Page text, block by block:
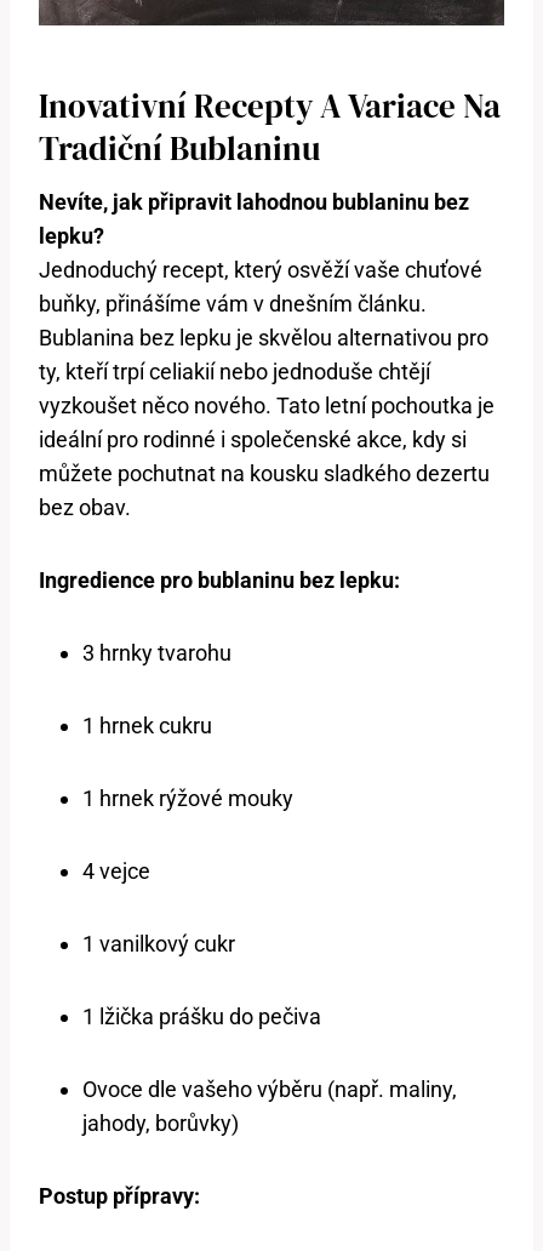
Inovativní Recepty A Variace Na
Tradiční Bublaninu
Nevíte, jak připravit lahodnou bublaninu bez
lepku?
Jednoduchý recept, který osvěží vaše chuťové
buňky, přinášíme vám v dnešním článku.
Bublanina bez lepku je skvělou alternativou pro
ty, kteří trpí celiakií nebo jednoduše chtějí
vyzkoušet něco nového. Tato letní pochoutka je
ideální pro rodinné i společenské akce, kdy si
můžete pochutnat na kousku sladkého dezertu
bez obav.
Ingredience pro bublaninu bez lepku:
3 hrnky tvarohu
1 hrnek cukru
1 hrnek rýžové mouky
4 vejce
1 vanilkový cukr
1 lžička prášku do pečiva
Ovoce dle vašeho výběru (např. maliny,
jahody, borůvky)
Postup přípravy: